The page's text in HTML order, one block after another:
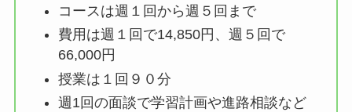
コースは週１回から週５回まで
費用は週１回で14,850円、週５回で
66,000円
授業は１回９０分
週1回の面談で学習計画や進路相談など